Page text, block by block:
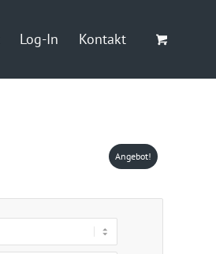
Log-In Kontakt
Angebot!